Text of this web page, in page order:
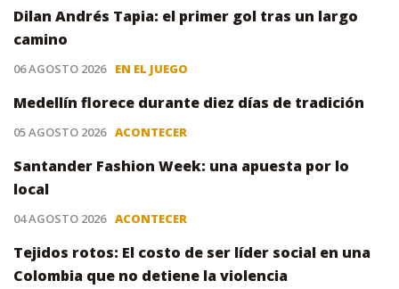
Dilan Andrés Tapia: el primer gol tras un largo
camino
06 AGOSTO 2026 EN EL JUEGO
Medellín florece durante diez días de tradición
05 AGOSTO 2026 ACONTECER
Santander Fashion Week: una apuesta por lo
local
04 AGOSTO 2026 ACONTECER
Tejidos rotos: El costo de ser líder social en una
Colombia que no detiene la violencia